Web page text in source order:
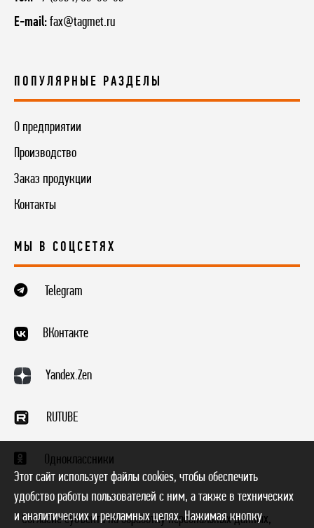
E-mail: fax@tagmet.ru
ПОПУЛЯРНЫЕ РАЗДЕЛЫ
О предприятии
Производство
Заказ продукции
Контакты
МЫ В СОЦСЕТЯХ
Telegram
ВКонтакте
Yandex.Zen
RUTUBE
Одноклассники
* Согласие субъекта на обработку персональных данных,
Этот сайт использует файлы cookies, чтобы обеспечить
удобство работы пользователей с ним, а также в технических
и аналитических и рекламных целях. Нажимая кнопку